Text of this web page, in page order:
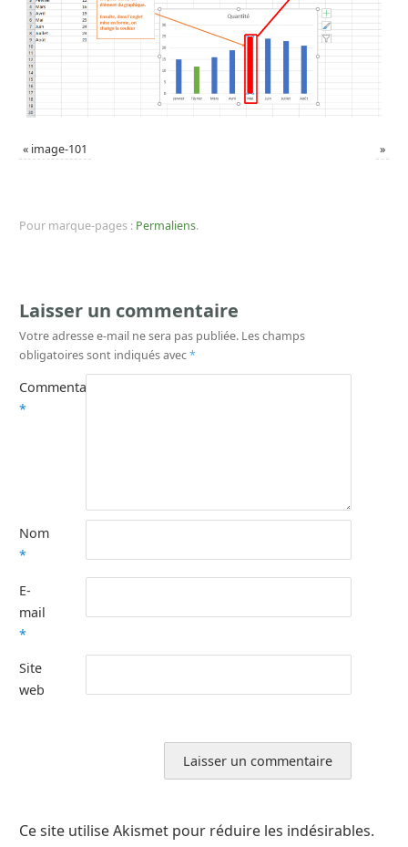
« image-101 »
Pour marque-pages : Permaliens.
Laisser un commentaire
Votre adresse e-mail ne sera pas publiée. Les champs
obligatoires sont indiqués avec*
Commentaire
*
Nom
*
E-
mail
*
Site
web
Ce site utilise Akismet pour réduire les indésirables.